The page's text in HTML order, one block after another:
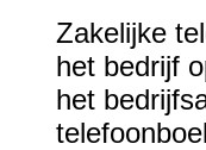
Zakelijke
het bedrijf
het